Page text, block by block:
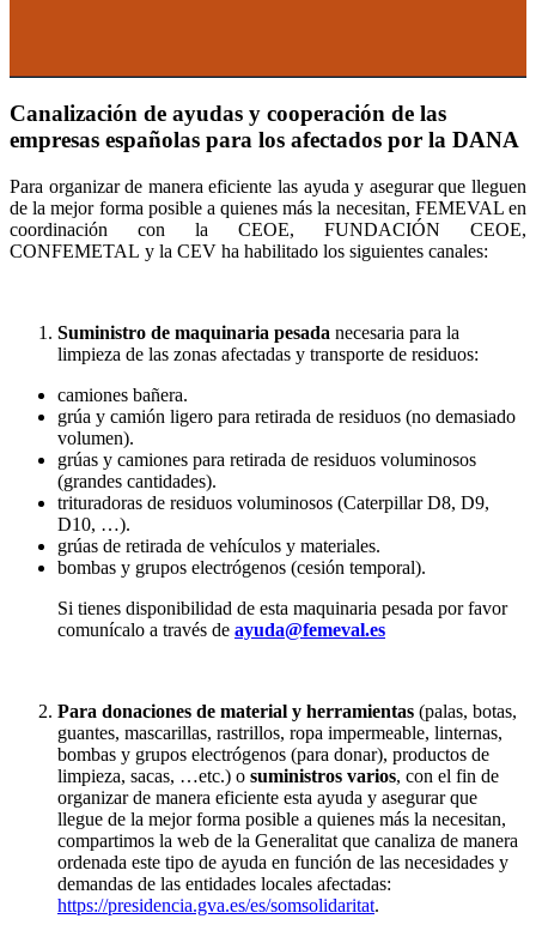
Canalización de ayudas y cooperación de las
empresas españolas para los afectados por la DANA
Para organizar de manera eficiente las ayuda y asegurar que lleguen
de la mejor forma posible a quienes más la necesitan, FEMEVAL en
coordinación con la CEOE, FUNDACIÓN CEOE,
CONFEMETAL y la CEV ha habilitado los siguientes canales:
Suministro de maquinaria pesada necesaria para la
limpieza de las zonas afectadas y transporte de residuos:
camiones bañera.
grúa y camión ligero para retirada de residuos (no demasiado
volumen).
grúas y camiones para retirada de residuos voluminosos
(grandes cantidades).
trituradoras de residuos voluminosos (Caterpillar D8, D9,
D10, …).
grúas de retirada de vehículos y materiales.
bombas y grupos electrógenos (cesión temporal).
Si tienes disponibilidad de esta maquinaria pesada por favor
comunícalo a través de ayuda@femeval.es
Para donaciones de material y herramientas (palas, botas,
guantes, mascarillas, rastrillos, ropa impermeable, linternas,
bombas y grupos electrógenos (para donar), productos de
limpieza, sacas, …etc.) o suministros varios, con el fin de
organizar de manera eficiente esta ayuda y asegurar que
llegue de la mejor forma posible a quienes más la necesitan,
compartimos la web de la Generalitat que canaliza de manera
ordenada este tipo de ayuda en función de las necesidades y
demandas de las entidades locales afectadas:
https://presidencia.gva.es/es/somsolidaritat.